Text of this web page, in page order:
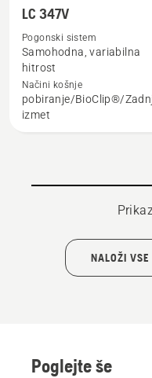
Oglejte
več
podrobnosti
LC 347V
LC 347V
Pogonski sistem
Samohodna, variabilna
hitrost
Načini košnje
pobiranje/BioClip®/
izmet
NALOŽI VSE
Poglejte še